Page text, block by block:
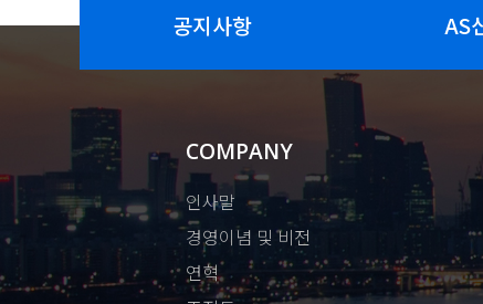
공지사항 AS
COMPANY
인사말
경영이념 및 비전
연혁